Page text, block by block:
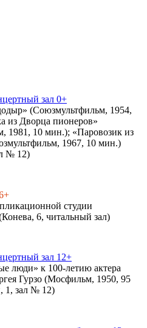
зал 0+
(Союзмультфильм, 1954,
из Дворца пионеров»
1981, 10 мин.); «Паровозик из
1967, 10 мин.)
№ 12)
студии
6, читальный зал)
зал 12+
люди» к 100-летию актера
Гурзо (Мосфильм, 1950, 95
1, зал № 12)